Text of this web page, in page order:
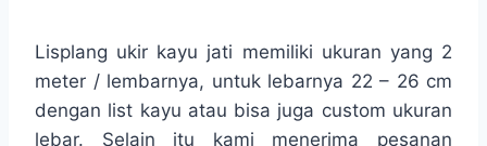
Lisplang ukir kayu jati memiliki ukuran yang 2
meter / lembarnya, untuk lebarnya 22 – 26 cm
dengan list kayu atau bisa juga custom ukuran
lebar. Selain itu kami menerima pesanan